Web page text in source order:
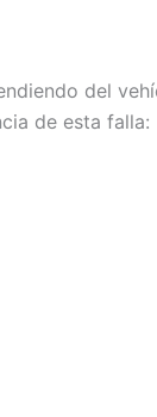
del
de esta falla: